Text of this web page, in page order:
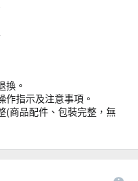
換。
作指示及注意事項。
(商品配件、包裝完整，無